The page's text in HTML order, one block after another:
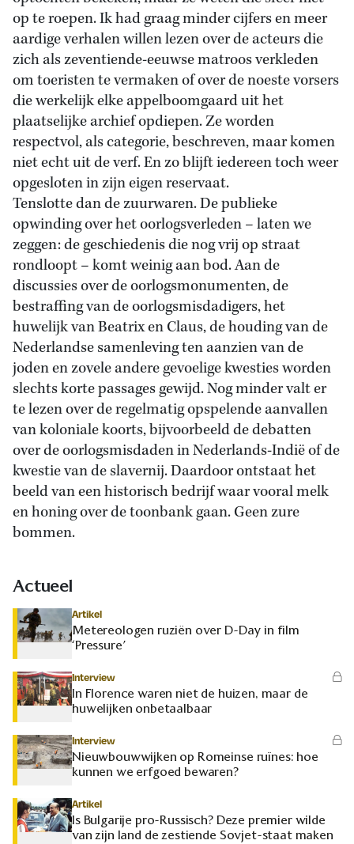
op te roepen. Ik had graag minder cijfers en meer
aardige verhalen willen lezen over de acteurs die
zich als zeventiende-eeuwse matroos verkleden
om toeristen te vermaken of over de noeste vorsers
die werkelijk elke appelboomgaard uit het
plaatselijke archief opdiepen. Ze worden
respectvol, als categorie, beschreven, maar komen
niet echt uit de verf. En zo blijft iedereen toch weer
opgesloten in zijn eigen reservaat.
Tenslotte dan de zuurwaren. De publieke
opwinding over het oorlogsverleden – laten we
zeggen: de geschiedenis die nog vrij op straat
rondloopt – komt weinig aan bod. Aan de
discussies over de oorlogsmonumenten, de
bestraffing van de oorlogsmisdadigers, het
huwelijk van Beatrix en Claus, de houding van de
Nederlandse samenleving ten aanzien van de
joden en zovele andere gevoelige kwesties worden
slechts korte passages gewijd. Nog minder valt er
te lezen over de regelmatig opspelende aanvallen
van koloniale koorts, bijvoorbeeld de debatten
over de oorlogsmisdaden in Nederlands-Indië of de
kwestie van de slavernij. Daardoor ontstaat het
beeld van een historisch bedrijf waar vooral melk
en honing over de toonbank gaan. Geen zure
bommen.
Actueel
Artikel
Metereologen ruziën over D-Day in film
‘Pressure’
Interview
In Florence waren niet de huizen, maar de
huwelijken onbetaalbaar
Interview
Nieuwbouwwijken op Romeinse ruïnes: hoe
kunnen we erfgoed bewaren?
Artikel
Is Bulgarije pro-Russisch? Deze premier wilde
van zijn land de zestiende Sovjet-staat maken